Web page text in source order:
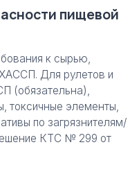
пищевой
к сырью,
Для рулетов и
(обязательна),
токсичные элементы,
по загрязнителям/
КТС № 299 от